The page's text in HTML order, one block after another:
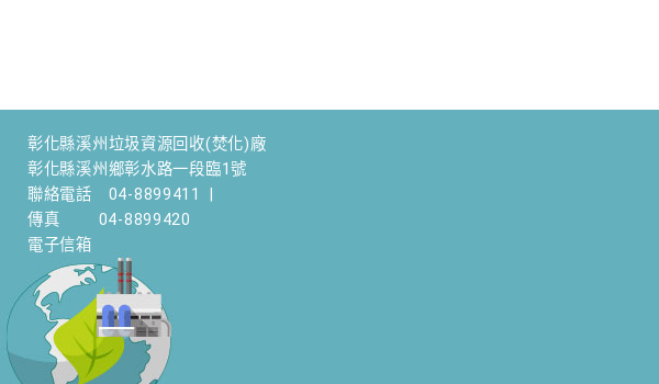
彰化縣溪州垃圾資源回收(焚化)廠
彰化縣溪州鄉彰水路一段臨1號
聯絡電話
04-8899411
傳真
04-8899420
電子信箱